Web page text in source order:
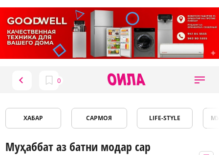
ХАБАР САРМОЯ LIFE-STYLE
Муҳаббат аз батни модар сар